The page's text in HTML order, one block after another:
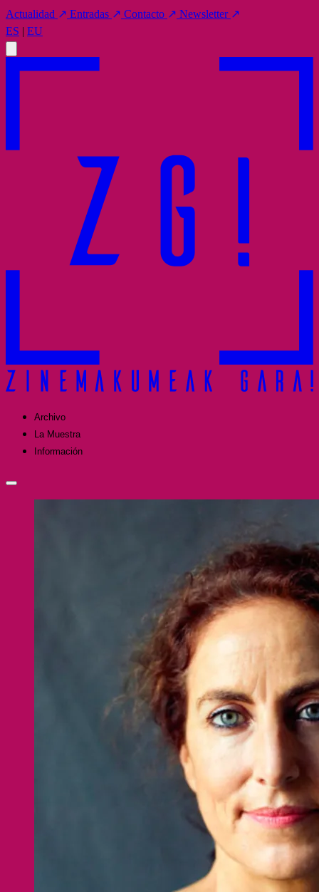
Actualidad ↗ Entradas ↗ Contacto ↗ Newsletter ↗
ES | EU
Archivo
La Muestra
Información